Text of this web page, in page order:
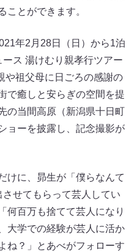
ことができます。
年2月28日（日）から1泊
ス 湯けむり親孝行ツアー
や祖父母に日ごろの感謝の
で癒しと安らぎの空間を提
の当間高原（新潟県十日町
ョーを披露し、記念撮影が
けに、昴生が「僕らなんて
せてもらって芸人してい
何百万も捨てて芸人になり
大学での経験が芸人に活か
ね？」とあべがフォローす